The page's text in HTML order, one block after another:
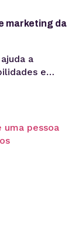
marketing da
a
e
um
resultados